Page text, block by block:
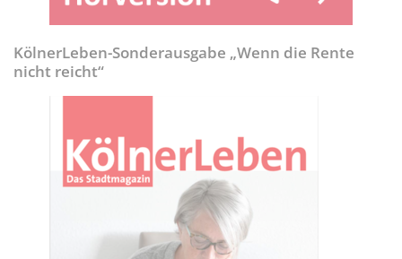
KölnerLeben-Sonderausgabe „Wenn die Rente
nicht reicht“